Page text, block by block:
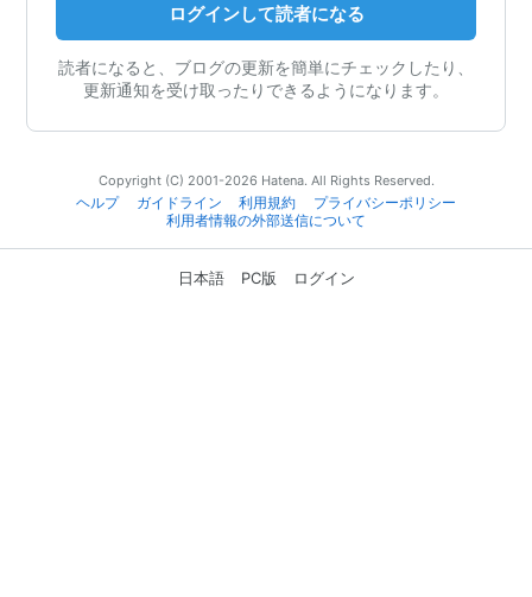
ログインして読者になる
読者になると、ブログの更新を簡単にチェックしたり、
更新通知を受け取ったりできるようになります。
Copyright (C) 2001-2026 Hatena. All Rights Reserved.
ヘルプ
ガイドライン 利用規約
プライバシーポリシー
利用者情報の外部送信について
日本語 PC版 ログイン